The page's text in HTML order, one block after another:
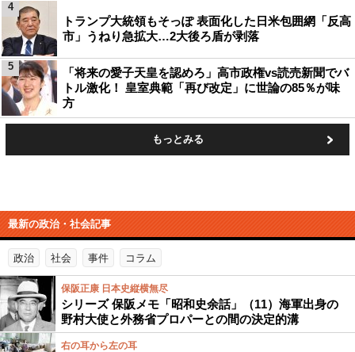
トランプ大統領もそっぽ 表面化した日米包囲網「反高
市」うねり急拡大…2大後ろ盾が剥落
4
「将来の愛子天皇を認めろ」高市政権vs読売新聞でバ
トル激化！ 皇室典範「再び改定」に世論の85％が味
方
5
もっとみる
最新の政治・社会記事
政治 社会 事件 コラム
保阪正康 日本史縦横無尽
シリーズ 保阪メモ「昭和史余話」（11）海軍出身の
野村大使と外務省プロパーとの間の決定的溝
右の耳から左の耳